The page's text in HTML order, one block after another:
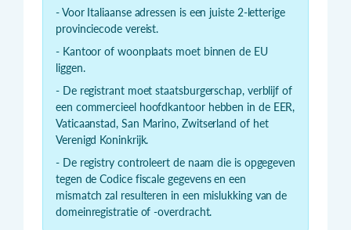
- Voor Italiaanse adressen is een juiste 2-letterige
provinciecode vereist.
- Kantoor of woonplaats moet binnen de EU
liggen.
- De registrant moet staatsburgerschap, verblijf of
een commercieel hoofdkantoor hebben in de EER,
Vaticaanstad, San Marino, Zwitserland of het
Verenigd Koninkrijk.
- De registry controleert de naam die is opgegeven
tegen de Codice fiscale gegevens en een
mismatch zal resulteren in een mislukking van de
domeinregistratie of -overdracht.